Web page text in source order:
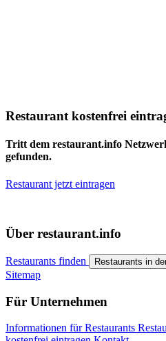
Restaurant kostenfrei
Tritt dem restaurant.info
gefunden.
Restaurant jetzt eintragen
Über restaurant.info
Restaurants finden Restaurants in
Sitemap
Für Unternehmen
Informationen für Restaurants